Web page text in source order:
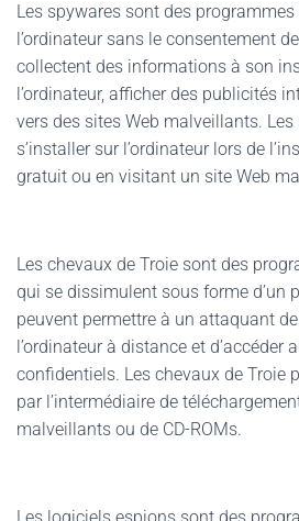
Les spywares sont des
l’ordinateur sans le consentement
collectent des informations à son
l’ordinateur, afficher des publicités
vers des sites Web malveillants.
s’installer sur l’ordinateur lors de
gratuit ou en visitant un site Web
Les chevaux de Troie sont des
qui se dissimulent sous forme d’un
peuvent permettre à un attaquant
l’ordinateur à distance et d’accéder
confidentiels. Les chevaux de Troie
par l’intermédiaire de
malveillants ou de CD-ROMs.